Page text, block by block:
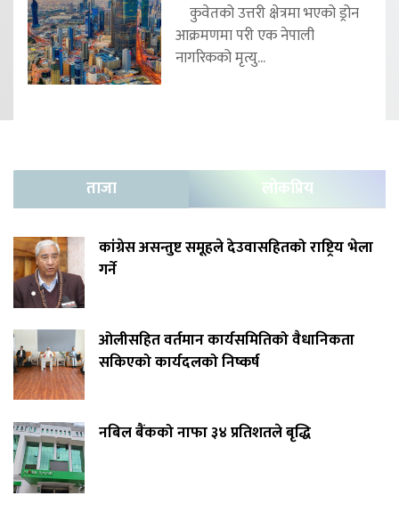
कुवेतको उत्तरी क्षेत्रमा भएको ड्रोन
आक्रमणमा परी एक नेपाली
नागरिकको मृत्यु...
ताजा लोकप्रिय
कांग्रेस असन्तुष्ट समूहले देउवासहितको राष्ट्रिय भेला
गर्ने
ओलीसहित वर्तमान कार्यसमितिको वैधानिकता
सकिएको कार्यदलको निष्कर्ष
नबिल बैंकको नाफा ३४ प्रतिशतले बृद्धि